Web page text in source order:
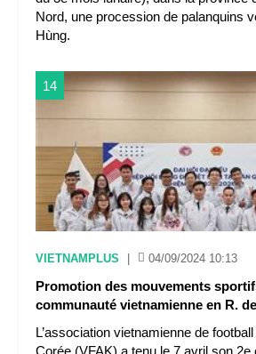
Nord, une procession de palanquins
Hùng.
14
VIETNAMPLUS 04/09/2024 10:13
Promotion des mouvements
communauté vietnamienne en R.
L’association vietnamienne de
Corée (VFAK) a tenu le 7 avril son